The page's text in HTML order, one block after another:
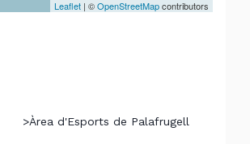
Leaflet | ©OpenStreetMapcontributors
>Àrea d'Esports de Palafrugell